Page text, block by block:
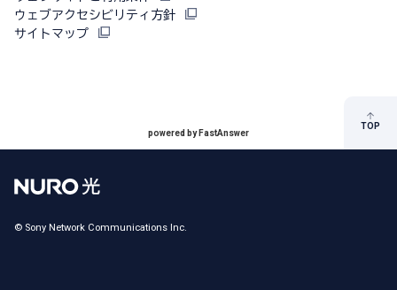
ウェブアクセシビリティ方針
サイトマップ
powered by FastAnswer
TOP
© Sony Network Communications Inc.